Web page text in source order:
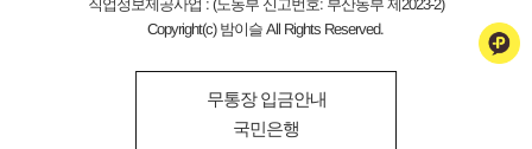
직업정보제공사업 : (노동부 신고번호: 부산동부 제2023-2)
Copyright(c) 밤이슬 All Rights Reserved.
무통장 입금안내
국민은행